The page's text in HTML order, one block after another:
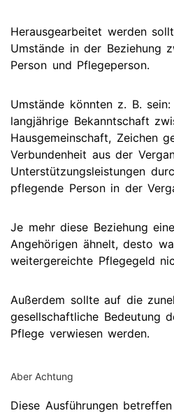
Herausgearbeitet werden
Umstände in der Beziehung
Person und Pflegeperson.
Umstände könnten z. B.
langjährige Bekanntschaft
Hausgemeinschaft, Zeichen
Verbundenheit aus der
Unterstützungsleistungen
pflegende Person in der
Je mehr diese Beziehung
Angehörigen ähnelt, desto
weitergereichte Pflegegeld
Außerdem sollte auf die
gesellschaftliche Bedeutung
Pflege verwiesen werden.
Aber Achtung
Diese Ausführungen